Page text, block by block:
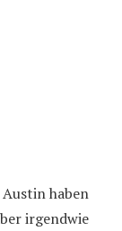
Austin haben
irgendwie